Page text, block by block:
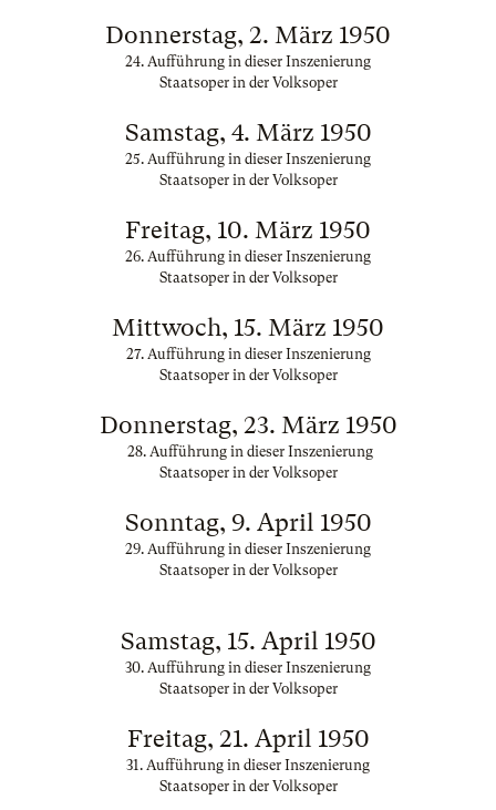
Donnerstag, 2. März 1950
24. Aufführung in dieser Inszenierung
Staatsoper in der Volksoper
Samstag, 4. März 1950
25. Aufführung in dieser Inszenierung
Staatsoper in der Volksoper
Freitag, 10. März 1950
26. Aufführung in dieser Inszenierung
Staatsoper in der Volksoper
Mittwoch, 15. März 1950
27. Aufführung in dieser Inszenierung
Staatsoper in der Volksoper
Donnerstag, 23. März 1950
28. Aufführung in dieser Inszenierung
Staatsoper in der Volksoper
Sonntag, 9. April 1950
29. Aufführung in dieser Inszenierung
Staatsoper in der Volksoper
Samstag, 15. April 1950
30. Aufführung in dieser Inszenierung
Staatsoper in der Volksoper
Freitag, 21. April 1950
31. Aufführung in dieser Inszenierung
Staatsoper in der Volksoper